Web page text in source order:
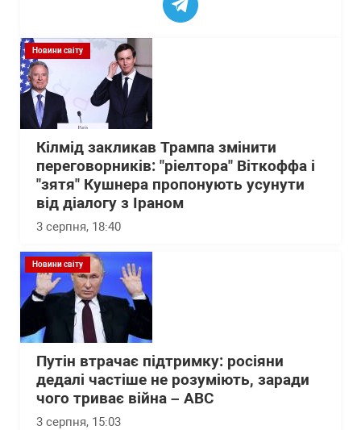
Новини світу
Кілмід закликав Трампа змінити
переговорників: "ріелтора" Віткоффа і
"зятя" Кушнера пропонують усунути
від діалогу з Іраном
3 серпня, 18:40
Новини світу
Путін втрачає підтримку: росіяни
дедалі частіше не розуміють, заради
чого триває війна – АВС
3 серпня, 15:03